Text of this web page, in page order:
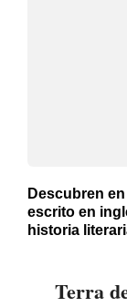
Descubren
escrito en
historia
Terra